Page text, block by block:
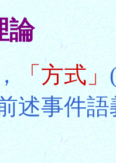
論
「方式」
述事件